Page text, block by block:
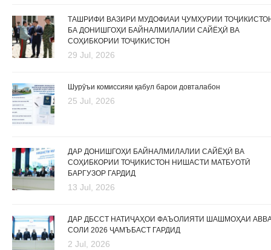
ТАШРИФИ ВАЗИРИ МУДОФИАИ ҶУМҲУРИИ
БА ДОНИШГОҲИ БАЙНАЛМИЛАЛИИ САЙЁҲӢ ВА
СОҲИБКОРИИ ТОҶИКИСТОН
29 Jul, 2026
Шурӯъи комиссияи қабул барои довталабон
25 Jul, 2026
ДАР ДОНИШГОҲИ БАЙНАЛМИЛАЛИИ САЙЁҲӢ ВА
СОҲИБКОРИИ ТОҶИКИСТОН НИШАСТИ МАТБУОТӢ
БАРГУЗОР ГАРДИД
13 Jul, 2026
ДАР ДБССТ НАТИҶАҲОИ ФАЪОЛИЯТИ ШАШМОҲАИ
СОЛИ 2026 ҶАМЪБАСТ ГАРДИД
2 Jul, 2026